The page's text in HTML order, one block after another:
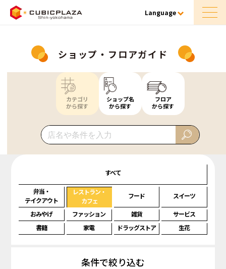
Language
ショップ・フロアガイド
カテゴリ
から探す
ショップ名
から探す
フロア
から探す
すべて
弁当・
テイクアウト
レストラン・
カフェ
フード スイーツ
おみやげ ファッション 雑貨
サービス
書籍
家電 ドラッグストア 生花
条件で絞り込む